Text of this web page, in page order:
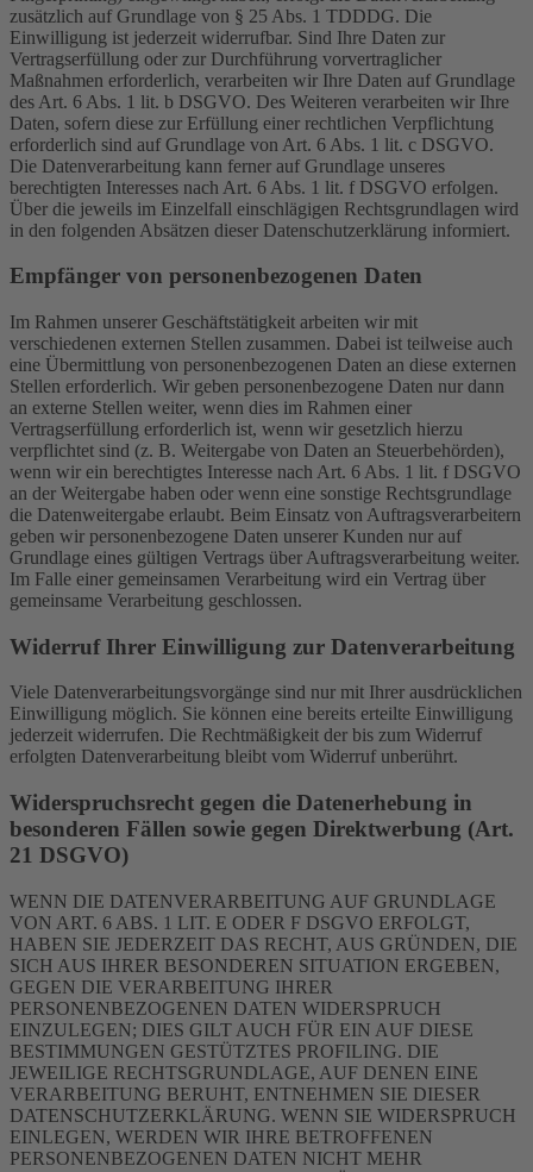
zusätzlich auf Grundlage von § 25 Abs. 1 TDDDG. Die
Einwilligung ist jederzeit widerrufbar. Sind Ihre Daten zur
Vertragserfüllung oder zur Durchführung vorvertraglicher
Maßnahmen erforderlich, verarbeiten wir Ihre Daten auf Grundlage
des Art. 6 Abs. 1 lit. b DSGVO. Des Weiteren verarbeiten wir Ihre
Daten, sofern diese zur Erfüllung einer rechtlichen Verpflichtung
erforderlich sind auf Grundlage von Art. 6 Abs. 1 lit. c DSGVO.
Die Datenverarbeitung kann ferner auf Grundlage unseres
berechtigten Interesses nach Art. 6 Abs. 1 lit. f DSGVO erfolgen.
Über die jeweils im Einzelfall einschlägigen Rechtsgrundlagen wird
in den folgenden Absätzen dieser Datenschutzerklärung informiert.
Empfänger von personenbezogenen Daten
Im Rahmen unserer Geschäftstätigkeit arbeiten wir mit
verschiedenen externen Stellen zusammen. Dabei ist teilweise auch
eine Übermittlung von personenbezogenen Daten an diese externen
Stellen erforderlich. Wir geben personenbezogene Daten nur dann
an externe Stellen weiter, wenn dies im Rahmen einer
Vertragserfüllung erforderlich ist, wenn wir gesetzlich hierzu
verpflichtet sind (z. B. Weitergabe von Daten an Steuerbehörden),
wenn wir ein berechtigtes Interesse nach Art. 6 Abs. 1 lit. f DSGVO
an der Weitergabe haben oder wenn eine sonstige Rechtsgrundlage
die Datenweitergabe erlaubt. Beim Einsatz von Auftragsverarbeitern
geben wir personenbezogene Daten unserer Kunden nur auf
Grundlage eines gültigen Vertrags über Auftragsverarbeitung weiter.
Im Falle einer gemeinsamen Verarbeitung wird ein Vertrag über
gemeinsame Verarbeitung geschlossen.
Widerruf Ihrer Einwilligung zur Datenverarbeitung
Viele Datenverarbeitungsvorgänge sind nur mit Ihrer ausdrücklichen
Einwilligung möglich. Sie können eine bereits erteilte Einwilligung
jederzeit widerrufen. Die Rechtmäßigkeit der bis zum Widerruf
erfolgten Datenverarbeitung bleibt vom Widerruf unberührt.
Widerspruchsrecht gegen die Datenerhebung in
besonderen Fällen sowie gegen Direktwerbung (Art.
21 DSGVO)
WENN DIE DATENVERARBEITUNG AUF GRUNDLAGE
VON ART. 6 ABS. 1 LIT. E ODER F DSGVO ERFOLGT,
HABEN SIE JEDERZEIT DAS RECHT, AUS GRÜNDEN, DIE
SICH AUS IHRER BESONDEREN SITUATION ERGEBEN,
GEGEN DIE VERARBEITUNG IHRER
PERSONENBEZOGENEN DATEN WIDERSPRUCH
EINZULEGEN; DIES GILT AUCH FÜR EIN AUF DIESE
BESTIMMUNGEN GESTÜTZTES PROFILING. DIE
JEWEILIGE RECHTSGRUNDLAGE, AUF DENEN EINE
VERARBEITUNG BERUHT, ENTNEHMEN SIE DIESER
DATENSCHUTZERKLÄRUNG. WENN SIE WIDERSPRUCH
EINLEGEN, WERDEN WIR IHRE BETROFFENEN
PERSONENBEZOGENEN DATEN NICHT MEHR